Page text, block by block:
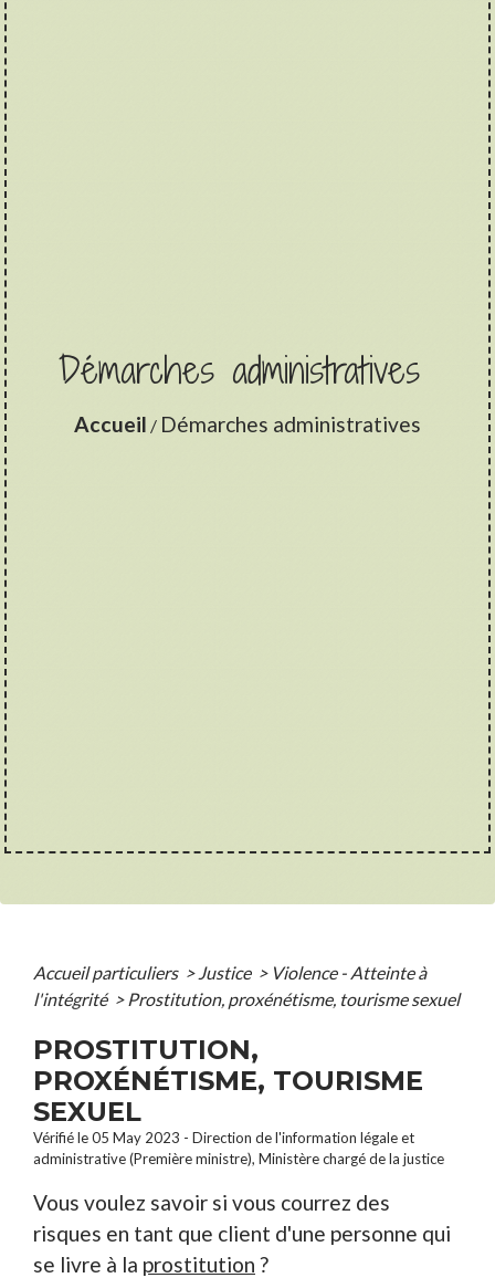
Démarches administratives
Accueil / Démarches administratives
Accueil particuliers > Justice > Violence - Atteinte à
l'intégrité > Prostitution, proxénétisme, tourisme sexuel
PROSTITUTION,
PROXÉNÉTISME, TOURISME
SEXUEL
Vérifié le 05 May 2023 - Direction de l'information légale et
administrative (Première ministre), Ministère chargé de la justice
Vous voulez savoir si vous courrez des
risques en tant que client d'une personne qui
se livre à la prostitution ?